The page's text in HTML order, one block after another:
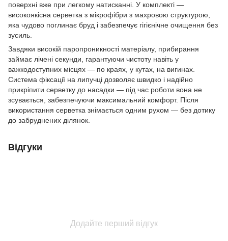
поверхні вже при легкому натисканні. У комплекті —
високоякісна серветка з мікрофібри з махровою структурою,
яка чудово поглинає бруд і забезпечує гігієнічне очищення без
зусиль.
Завдяки високій паропроникності матеріалу, прибирання
займає лічені секунди, гарантуючи чистоту навіть у
важкодоступних місцях — по краях, у кутах, на вигинах.
Система фіксації на липучці дозволяє швидко і надійно
прикріпити серветку до насадки — під час роботи вона не
зсувається, забезпечуючи максимальний комфорт. Після
використання серветка знімається одним рухом — без дотику
до забруднених ділянок.
Відгуки
Додайте перший відгук